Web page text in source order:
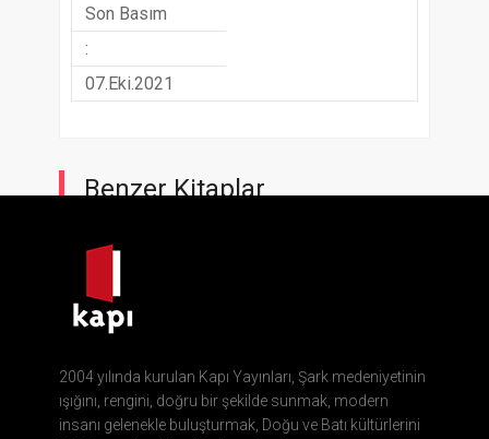
Son Basım
:
07.Eki.2021
Benzer Kitaplar
2004 yılında kurulan Kapı Yayınları, Şark medeniyetinin
ışığını, rengini, doğru bir şekilde sunmak, modern
insanı gelenekle buluşturmak, Doğu ve Batı kültürlerini